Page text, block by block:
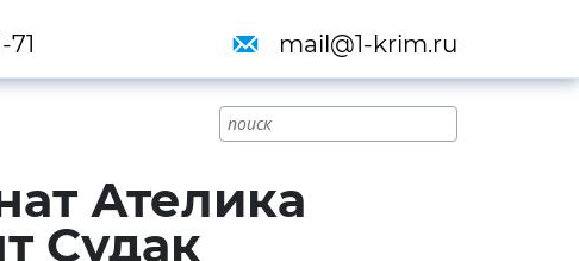
71 mail@1-krim.ru
Ателика
Судак